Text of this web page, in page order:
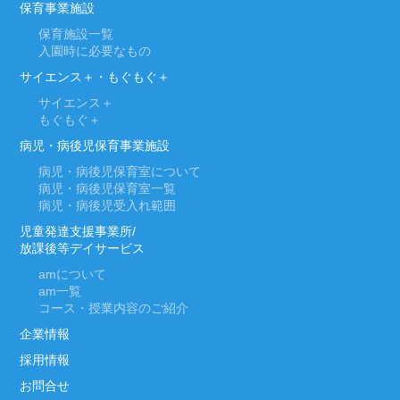
保育事業施設
保育施設一覧
入園時に必要なもの
サイエンス＋・もぐもぐ＋
サイエンス＋
もぐもぐ＋
病児・病後児保育事業施設
病児・病後児保育室について
病児・病後児保育室一覧
病児・病後児受入れ範囲
児童発達支援事業所/
放課後等デイサービス
amについて
am一覧
コース・授業内容のご紹介
企業情報
採用情報
お問合せ